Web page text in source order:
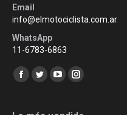
Email
info@elmotociclista.com.ar
WhatsApp
11-6783-6863
Encuéntranos en:
Facebook
TwitterYouTubeInstagram